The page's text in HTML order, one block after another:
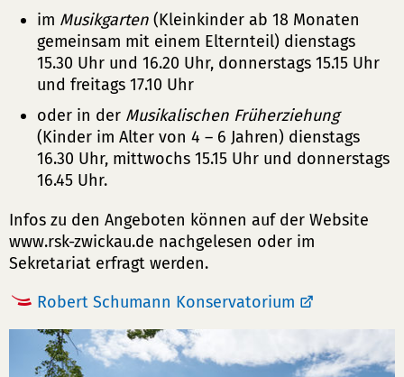
im Musikgarten (Kleinkinder ab 18 Monaten
gemeinsam mit einem Elternteil) dienstags
15.30 Uhr und 16.20 Uhr, donnerstags 15.15 Uhr
und freitags 17.10 Uhr
oder in der Musikalischen Früherziehung
(Kinder im Alter von 4 – 6 Jahren) dienstags
16.30 Uhr, mittwochs 15.15 Uhr und donnerstags
16.45 Uhr.
Infos zu den Angeboten können auf der Website
www.rsk-zwickau.de nachgelesen oder im
Sekretariat erfragt werden.
Robert Schumann Konservatorium